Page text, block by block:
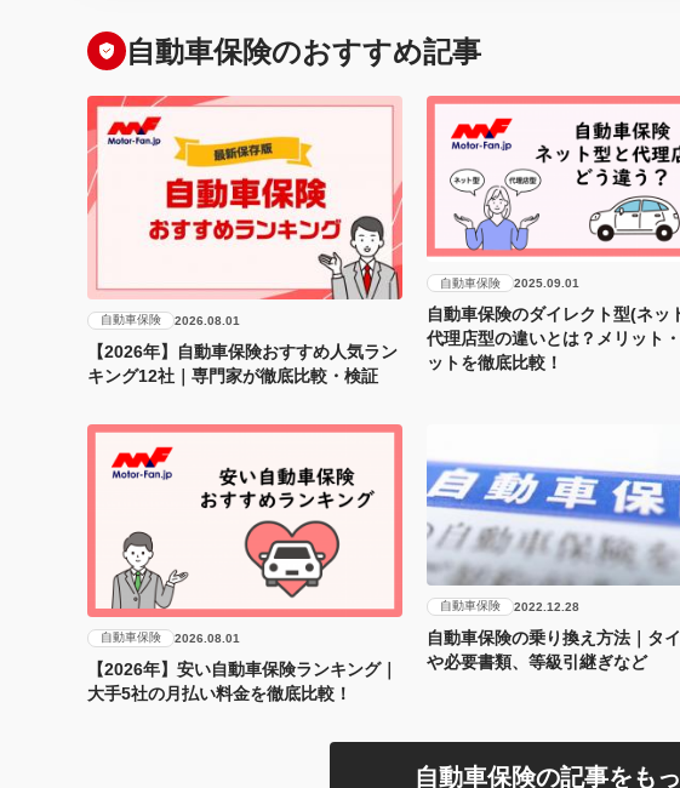
自動車保険のおすすめ記事
自動車保険 2026.08.01
【2026年】自動車保険おすすめ人気ラン
キング12社｜専門家が徹底比較・検証
自動車保険 2025.09.01
自動車保険のダイレクト型(ネッ
代理店型の違いとは？メリット
ットを徹底比較！
自動車保険 2026.08.01
【2026年】安い自動車保険ランキング｜
大手5社の月払い料金を徹底比較！
自動車保険 2022.12.28
自動車保険の乗り換え方法｜タ
や必要書類、等級引継ぎなど
自動車保険の記事をも